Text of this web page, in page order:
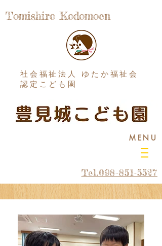
Tomishiro Kodomoen
社会福祉法人 ゆたか福祉会
認定こども園
MENU
Tel.098-851-5527